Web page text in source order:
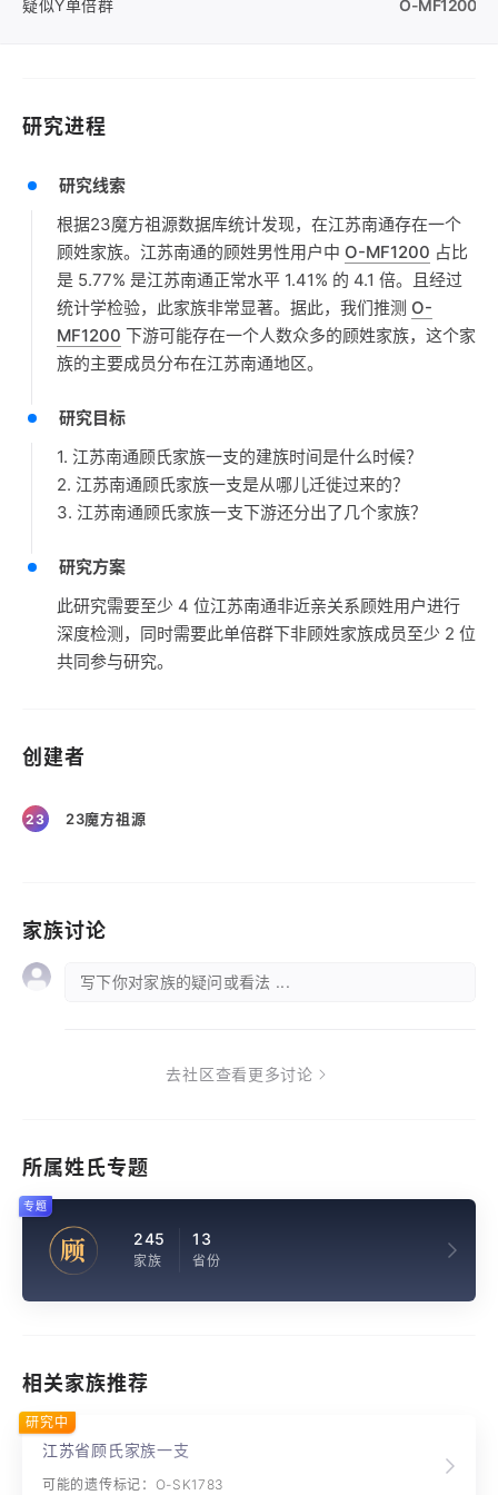
疑似Y单倍群 O-MF1200
研究进程
研究线索
根据23魔方祖源数据库统计发现，在江苏南通存在一个
顾姓家族。江苏南通的顾姓男性用户中 O-MF1200 占比
是 5.77% 是江苏南通正常水平 1.41% 的 4.1 倍。且经过
统计学检验，此家族非常显著。据此，我们推测 O-
MF1200 下游可能存在一个人数众多的顾姓家族，这个家
族的主要成员分布在江苏南通地区。
研究目标
1. 江苏南通顾氏家族一支的建族时间是什么时候？
2. 江苏南通顾氏家族一支是从哪儿迁徙过来的？
3. 江苏南通顾氏家族一支下游还分出了几个家族？
研究方案
此研究需要至少 4 位江苏南通非近亲关系顾姓用户进行
深度检测，同时需要此单倍群下非顾姓家族成员至少 2 位
共同参与研究。
创建者
23 23魔方祖源
家族讨论
写下你对家族的疑问或看法 ...
去社区查看更多讨论
所属姓氏专题
顾 245
家族
13
省份
专题
相关家族推荐
江苏省顾氏家族一支
可能的遗传标记：O-SK1783
研究中